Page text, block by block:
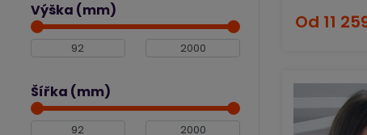
Výška (mm)
Šířka (mm)
Od 11